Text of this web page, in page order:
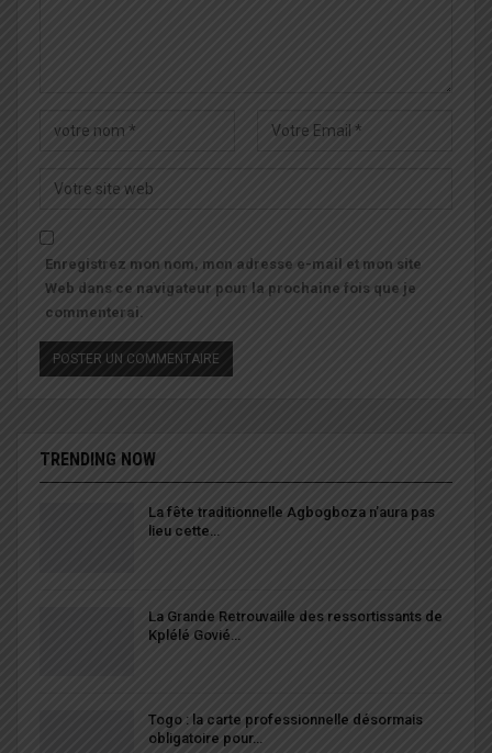
Enregistrez mon nom, mon adresse e-mail et mon site
Web dans ce navigateur pour la prochaine fois que je
commenterai.
TRENDING NOW
La fête traditionnelle Agbogboza n’aura pas
lieu cette…
La Grande Retrouvaille des ressortissants de
Kplélé Govié…
Togo : la carte professionnelle désormais
obligatoire pour…